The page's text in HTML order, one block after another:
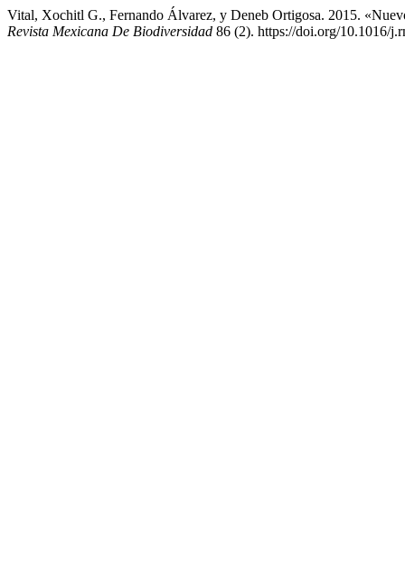
Vital, Xochitl G., Fernando Álvarez, y Deneb Ortigosa. 2015.
Revista Mexicana De Biodiversidad 86 (2). https://doi.org/10.1016/